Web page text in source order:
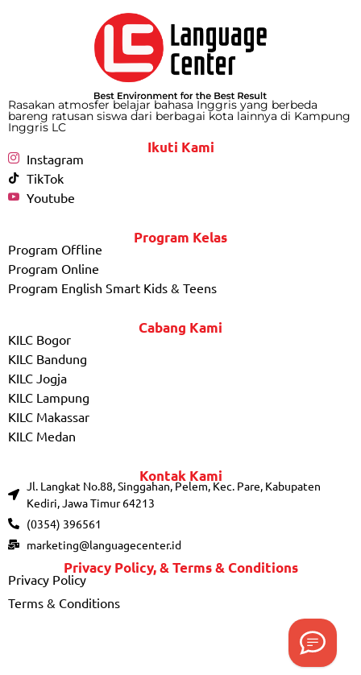
Rasakan atmosfer belajar bahasa Inggris yang berbeda
bareng ratusan siswa dari berbagai kota lainnya di Kampung
Inggris LC
Ikuti Kami
Instagram
TikTok
Youtube
Program Kelas
Program Offline
Program Online
Program English Smart Kids & Teens
Cabang Kami
KILC Bogor
KILC Bandung
KILC Jogja
KILC Lampung
KILC Makassar
KILC Medan
Kontak Kami
Jl. Langkat No.88, Singgahan, Pelem, Kec. Pare, Kabupaten
Kediri, Jawa Timur 64213
(0354) 396561
marketing@languagecenter.id
Privacy Policy, & Terms & Conditions
Privacy Policy
Terms & Conditions